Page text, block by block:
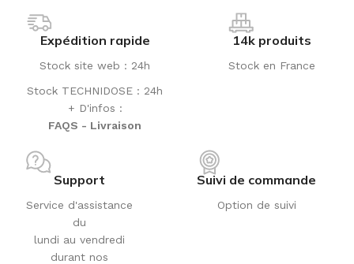
Expédition rapide
Stock site web : 24h
Stock TECHNIDOSE : 24h
+ D'infos :
FAQS - Livraison
14k produits
Stock en France
Support
Service d'assistance
du
lundi au vendredi
durant nos
Suivi de commande
Option de suivi